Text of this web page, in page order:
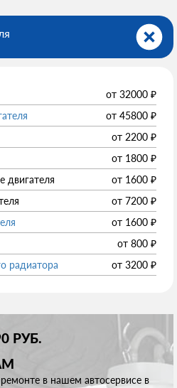
от 32000 ₽
от 45800 ₽
от 2200 ₽
от 1800 ₽
двигателя
от 1600 ₽
от 7200 ₽
от 1600 ₽
от 800 ₽
радиатора
от 3200 ₽
РУБ.
в нашем автосервисе в